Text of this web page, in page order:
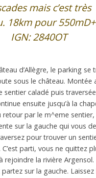
mais c’est très
18km pour
IGN: 2840OT
d’Allègre, le parking se
sous le château. Montée
sentier caladé puis
ensuite jusqu’à la
retour par le m^eme
sur la gauche qui vous
pour trouver un
parti, vous ne quittez
rejoindre la rivière Argensol.
sur la gauche. Laissez